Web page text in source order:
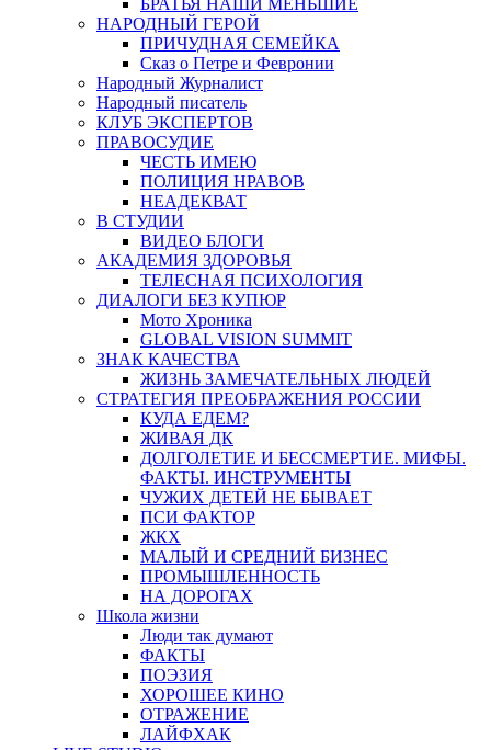
БРАТЬЯ НАШИ МЕНЬШИЕ
НАРОДНЫЙ ГЕРОЙ
ПРИЧУДНАЯ СЕМЕЙКА
Сказ о Петре и Февронии
Народный Журналист
Народный писатель
КЛУБ ЭКСПЕРТОВ
ПРАВОСУДИЕ
ЧЕСТЬ ИМЕЮ
ПОЛИЦИЯ НРАВОВ
НЕАДЕКВАТ
В СТУДИИ
ВИДЕО БЛОГИ
АКАДЕМИЯ ЗДОРОВЬЯ
ТЕЛЕСНАЯ ПСИХОЛОГИЯ
ДИАЛОГИ БЕЗ КУПЮР
Мото Хроника
GLOBAL VISION SUMMIT
ЗНАК КАЧЕСТВА
ЖИЗНЬ ЗАМЕЧАТЕЛЬНЫХ ЛЮДЕЙ
СТРАТЕГИЯ ПРЕОБРАЖЕНИЯ РОССИИ
КУДА ЕДЕМ?
ЖИВАЯ ДК
ДОЛГОЛЕТИЕ И БЕССМЕРТИЕ. МИФЫ.
ФАКТЫ. ИНСТРУМЕНТЫ
ЧУЖИХ ДЕТЕЙ НЕ БЫВАЕТ
ПСИ ФАКТОР
ЖКХ
МАЛЫЙ И СРЕДНИЙ БИЗНЕС
ПРОМЫШЛЕННОСТЬ
НА ДОРОГАХ
Школа жизни
Люди так думают
ФАКТЫ
ПОЭЗИЯ
ХОРОШЕЕ КИНО
ОТРАЖЕНИЕ
ЛАЙФХАК